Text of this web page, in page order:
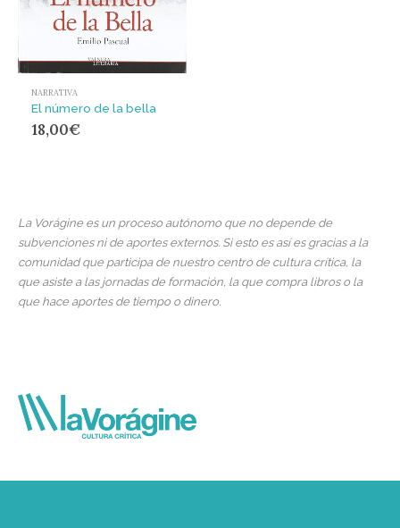
NARRATIVA
El número de la bella
18,00€
La Vorágine es un proceso autónomo que no depende de
subvenciones ni de aportes externos. Si esto es así es gracias a la
comunidad que participa de nuestro centro de cultura crítica, la
que asiste a las jornadas de formación, la que compra libros o la
que hace aportes de tiempo o dinero.